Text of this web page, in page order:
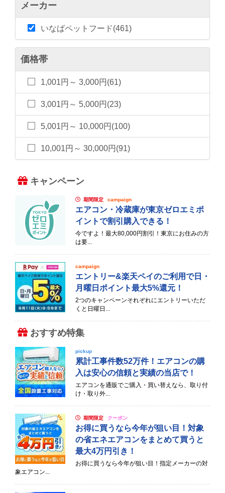
メーカー
いなばペットフード(461)
価格帯
1,001円～ 3,000円(61)
3,001円～ 5,000円(23)
5,001円～ 10,000円(100)
10,001円～ 30,000円(91)
キャンペーン
期間限定 campaign
エアコン・冷蔵庫が東京ゼロエミポ
イントで割引購入できる！
今ですよ！最大80,000円割引！東京にお住みの方
は要...
campaign
エントリー&楽天ペイのご利用で日・
月曜日ポイント最大5%還元！
2つのキャンペーンそれぞれにエントリーいただ
くと日曜日...
おすすめ特集
pickup
累計工事件数52万件！エアコンの購
入は安心の信頼と実績の当店で！
エアコンを通販でご購入・買い替えなら、取り付
け・取り外...
期間限定 クーポン
お得に買うなら今年が狙い目！対象
の省エネエアコンをまとめて買うと
最大4万円引き！
お得に買うなら今年が狙い目！指定メーカーの対
象エアコン...